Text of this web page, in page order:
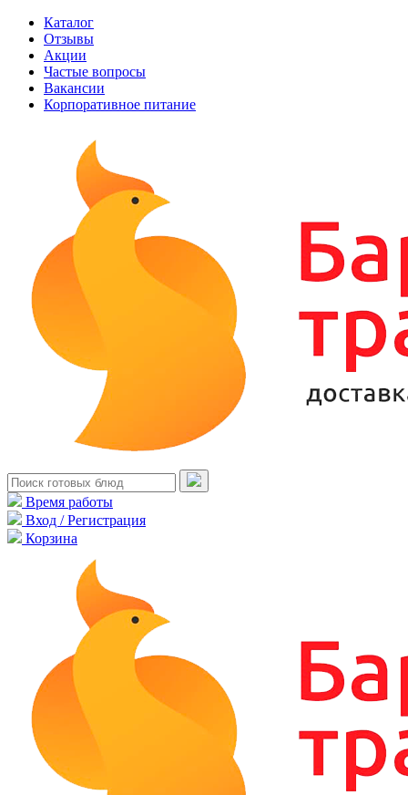
Каталог
Отзывы
Акции
Частые вопросы
Вакансии
Корпоративное питание
Время работы
Вход / Регистрация
Корзина